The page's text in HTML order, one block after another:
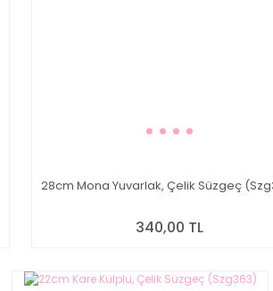
28cm Mona Yuvarlak, Çelik Süzgeç
340,00 TL